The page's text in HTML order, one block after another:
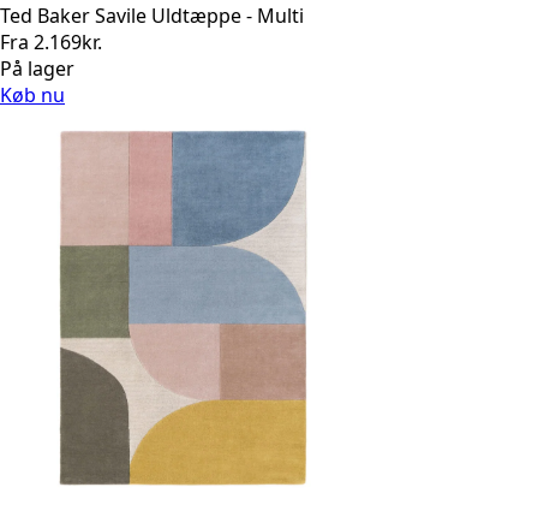
Ted Baker Savile Uldtæppe - Multi
Fra 2.169kr.
På lager
Køb nu